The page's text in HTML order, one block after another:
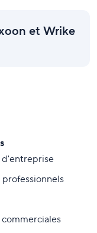
et Wrike
d'entreprise
professionnels